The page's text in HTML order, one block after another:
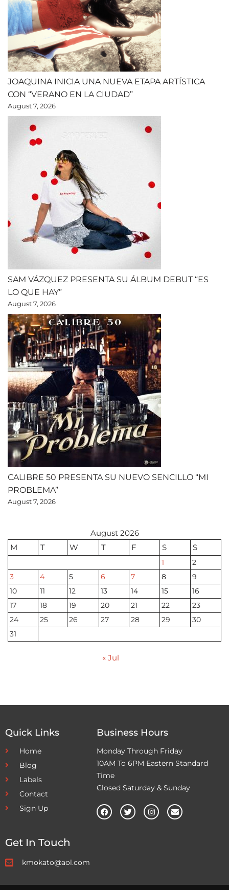
JOAQUINA INICIA UNA NUEVA ETAPA ARTÍSTICA
CON “VERANO EN LA CIUDAD”
August 7, 2026
SAM VÁZQUEZ PRESENTA SU ÁLBUM DEBUT “ES
LO QUE HAY”
August 7, 2026
CALIBRE 50 PRESENTA SU NUEVO SENCILLO “MI
PROBLEMA”
August 7, 2026
August 2026
M
T W T F S S
1
2
3
4 5 6 7 8
9
10
11 12 13 14 15
16
17
18 19 20 21 22
23
24
25 26 27 28 29
30
31
« Jul
Quick Links
Home
Blog
Labels
Contact
Sign Up
Business Hours
Monday Through Friday
10AM To 6PM Eastern Standard
Time
Closed Saturday & Sunday
Get In Touch
kmokato@aol.com